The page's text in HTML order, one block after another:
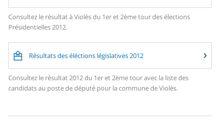
Consultez le résultat à Violès du 1er et 2ème tour des élections
Présidentielles 2012.
Résultats des éléctions législatives 2012
Consultez le résultat 2012 du 1er et 2ème tour avec la liste des
candidats au poste de député pour la commune de Violès.